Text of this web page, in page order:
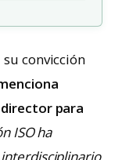
convicción
para
ISO ha